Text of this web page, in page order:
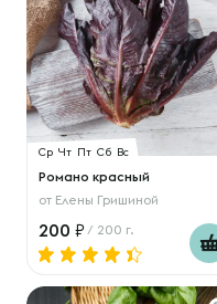
Ср Чт Пт Сб Вс
Романо красный
от Елены Гришиной
200 / 200 г.